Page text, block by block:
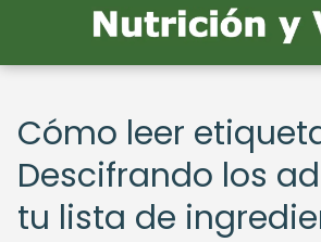
Cómo leer
Descifrando los
tu lista de